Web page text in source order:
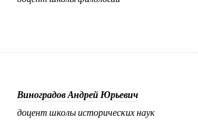
Виноградов Андрей Юрьевич
доцент школы исторических наук